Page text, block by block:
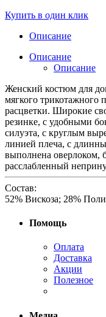
Купить в один клик
Описание
Описание
Описание
Женский костюм для
мягкого трикотажного
расцветки. Широкие
резинке, с удобными
силуэта, с круглым
линией плеча, с
выполнена оверлоком,
расслабленный
Состав:
52% Вискоза; 28%
Помощь
Оплата
Доставка
Акции
Полезное